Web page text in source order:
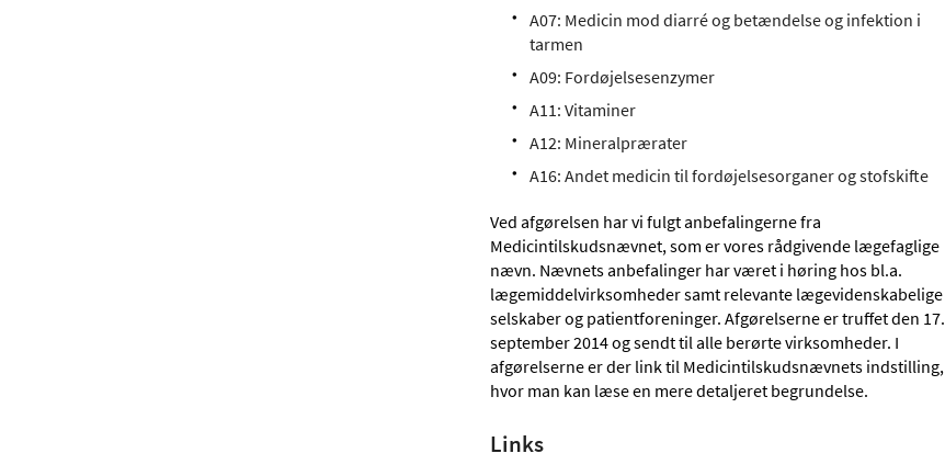
A07: Medicin mod diarré og betændelse og infektion i
tarmen
A09: Fordøjelsesenzymer
A11: Vitaminer
A12: Mineralprærater
A16: Andet medicin til fordøjelsesorganer og stofskifte
Ved afgørelsen har vi fulgt anbefalingerne fra
Medicintilskudsnævnet, som er vores rådgivende lægefaglige
nævn. Nævnets anbefalinger har været i høring hos bl.a.
lægemiddelvirksomheder samt relevante lægevidenskabelige
selskaber og patientforeninger. Afgørelserne er truffet den 17.
september 2014 og sendt til alle berørte virksomheder. I
afgørelserne er der link til Medicintilskudsnævnets indstilling,
hvor man kan læse en mere detaljeret begrundelse.
Links